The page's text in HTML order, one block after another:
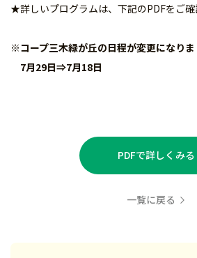
★詳しいプログラムは、下記のPDFをご確
※コープ三木緑が丘の日程が変更になりま
7月29日⇒7月18日
PDFで詳しくみる
一覧に戻る